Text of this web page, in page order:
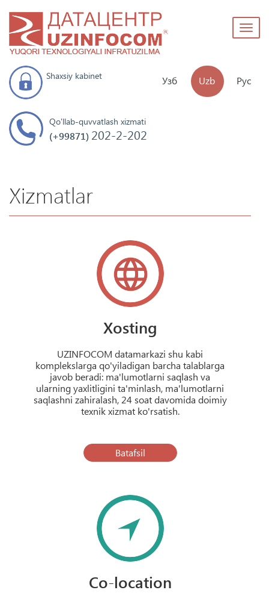
Узб Uzb Рус
Shaxsiy kabinet
Qo'llab-quvvatlash xizmati
(+99871) 202-2-202
Xizmatlar
Xosting
UZINFOCOM datamarkazi shu kabi
komplekslarga qo'yiladigan barcha talablarga
javob beradi: ma'lumotlarni saqlash va
ularning yaxlitligini ta'minlash, ma'lumotlarni
saqlashni zahiralash, 24 soat davomida doimiy
texnik xizmat ko'rsatish.
Batafsil
Co-location